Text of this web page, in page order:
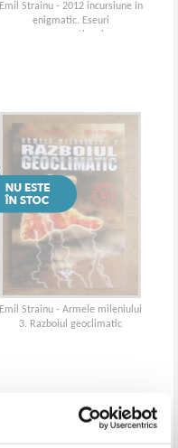
Emil Strainu - 2012 incursiune in
enigmatic. Eseuri
nonconventionale
Emil Strainu - Armele mileniului
3. Razboiul geoclimatic